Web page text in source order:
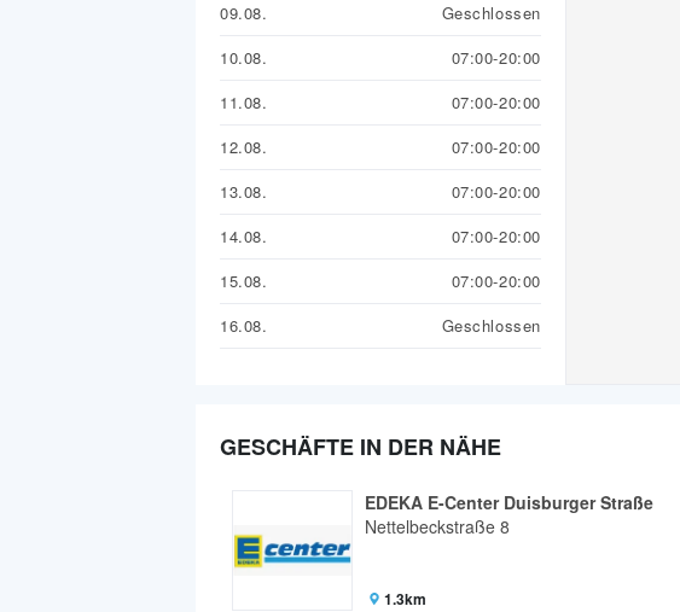
09.08.
Geschlossen
10.08.
07:00-20:00
11.08.
07:00-20:00
12.08.
07:00-20:00
13.08.
07:00-20:00
14.08.
07:00-20:00
15.08.
07:00-20:00
16.08.
Geschlossen
GESCHÄFTE IN DER NÄHE
EDEKA E-Center Duisburger Straße
Nettelbeckstraße 8
1.3km